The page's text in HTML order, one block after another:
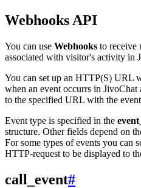
Webhooks API
You can use Webhooks to receive
associated with visitor's activity in
You can set up an HTTP(S) URL
when an event occurrs in
to the specified URL with the
Event type is specified in the
structure. Other fields depend on
For some types of events you can
HTTP-request to be displayed to
call_event#